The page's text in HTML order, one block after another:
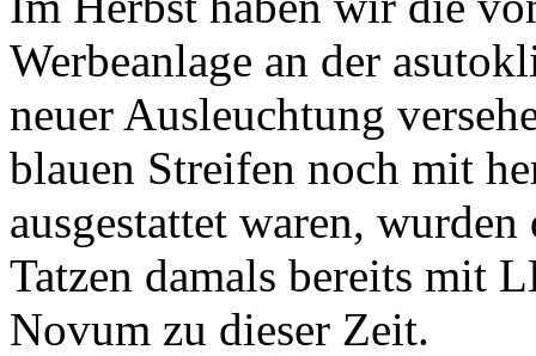
Werbeanlage an der
neuer Ausleuchtung
blauen Streifen noch mit
ausgestattet waren,
Tatzen damals bereits mit
Novum zu dieser Zeit.